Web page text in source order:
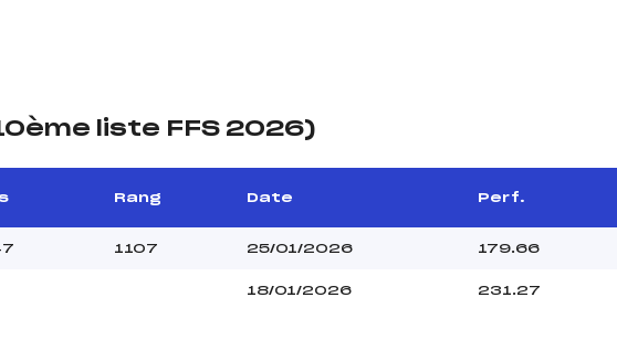
liste FFS 2026)
Rang Date Perf.
1107 25/01/2026 179.66
18/01/2026 231.27